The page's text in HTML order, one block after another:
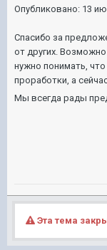
Опубликовано: 13
Спасибо за
от других.
нужно понимать,
проработки, а
Мы всегда рады
Эта тема